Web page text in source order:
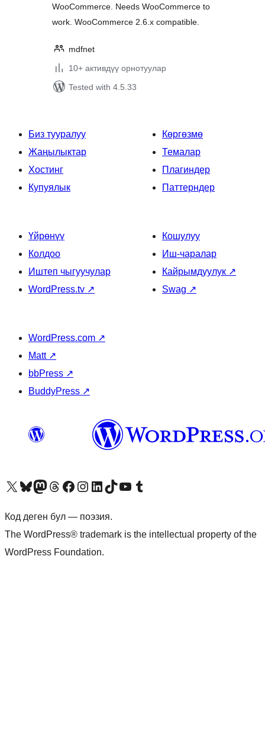
WooCommerce. Needs WooCommerce to
work. WooCommerce 2.6.x compatible.
mdfnet
10+ активдүү орнотуулар
Tested with 4.5.33
Биз тууралуу
Жаңылыктар
Хостинг
Купуялык
Көргөзмө
Темалар
Плагиндер
Паттерндер
Үйрөнүү
Колдоо
Иштеп чыгуучулар
WordPress.tv ↗
Кошулуу
Иш-чаралар
Кайрымдуулук ↗
Swag ↗
WordPress.com ↗
Matt ↗
bbPress ↗
BuddyPress ↗
Visit our X (formerly Twitter) account
Visit our Bluesky account
Биздин Mastodon түрмөгүбүзгө баш багыңыз
Visit our Threads account
Биздин Facebook баракчабызга кириңиз
Биздин Instagram баракчабызга баш багыңыз
Биздин LinkedIn баракчабызга баш багыңыз
Visit our TikTok account
Visit our YouTube channel
Visit our Tumblr account
Код деген бул — поэзия.
The WordPress® trademark is the intellectual property of the
WordPress Foundation.